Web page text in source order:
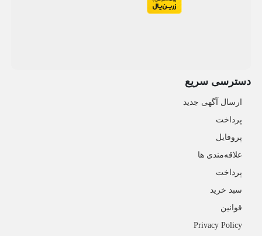
دسترسی سریع
ارسال آگهی جدید
پرداخت
پروفایل
علاقه‌مندی ها
پرداخت
سبد خرید
قوانین
Privacy Policy